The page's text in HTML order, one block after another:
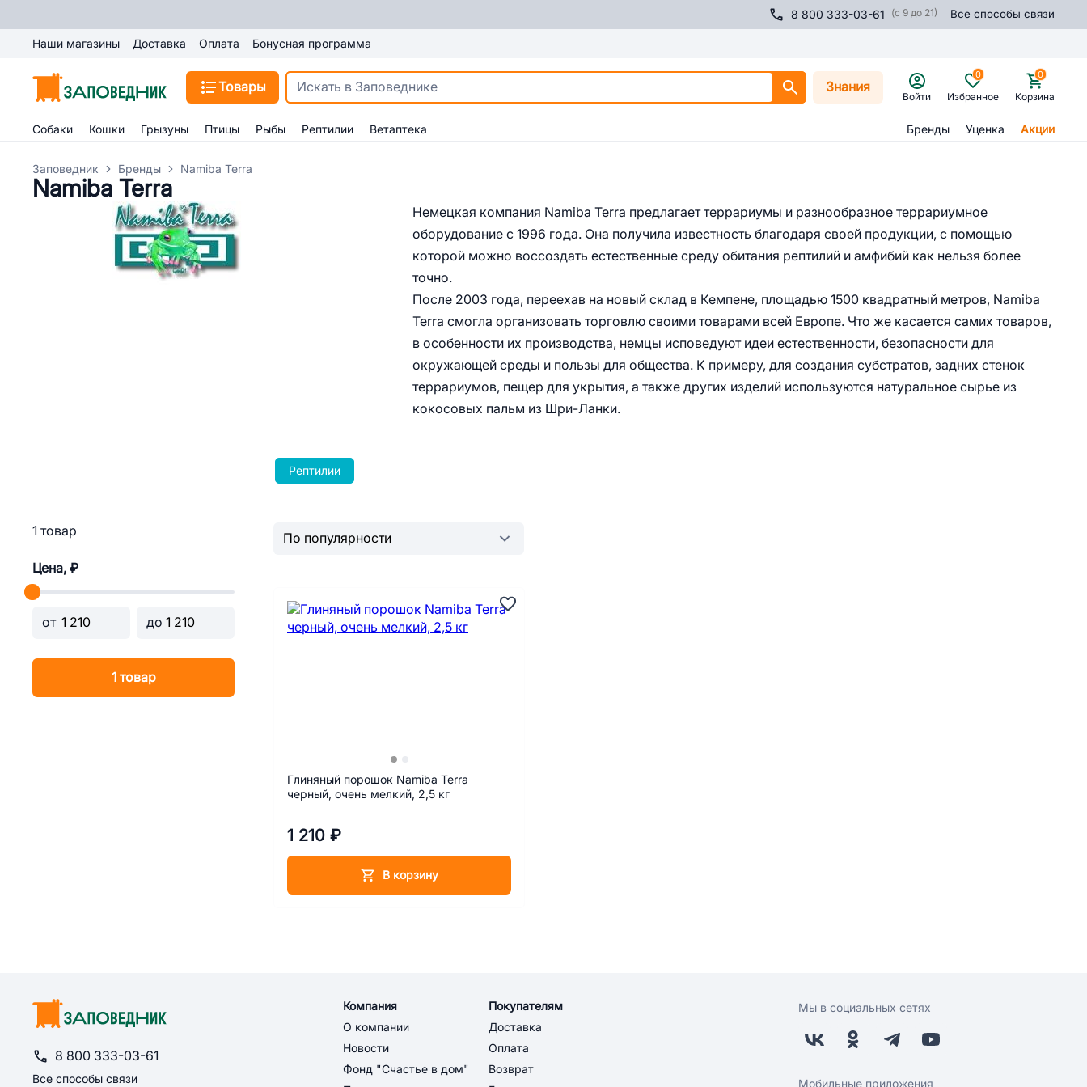
8 800 333-03-61 (с 9 до 21) Все способы связи
Наши магазины Доставка Оплата Бонусная программа
Товары Знания
Войти Избранное
0
Корзина
0
Собаки Кошки Грызуны Птицы Рыбы Рептилии Ветаптека Бренды Уценка Акции
Заповедник Бренды Namiba Terra
Namiba Terra
Немецкая компания Namiba Terra предлагает террариумы и разнообразное террариумное
оборудование с 1996 года. Она получила известность благодаря своей продукции, с помощью
которой можно воссоздать естественные среду обитания рептилий и амфибий как нельзя более
точно.
После 2003 года, переехав на новый склад в Кемпене, площадью 1500 квадратный метров, Namiba
Terra смогла организовать торговлю своими товарами всей Европе. Что же касается самих товаров,
в особенности их производства, немцы исповедуют идеи естественности, безопасности для
окружающей среды и пользы для общества. К примеру, для создания субстратов, задних стенок
террариумов, пещер для укрытия, а также других изделий используются натуральное сырье из
кокосовых пальм из Шри-Ланки.
Рептилии
1 товар
Цена, ₽
от до
1 товар
Глиняный порошок Namiba Terra
черный, очень мелкий, 2,5 кг
1 210 ₽
В корзину
8 800 333-03-61
Все способы связи
Компания
О компании
Новости
Фонд "Счастье в дом"
Покупателям
Доставка
Оплата
Возврат
Мы в социальных сетях
Мобильные приложения